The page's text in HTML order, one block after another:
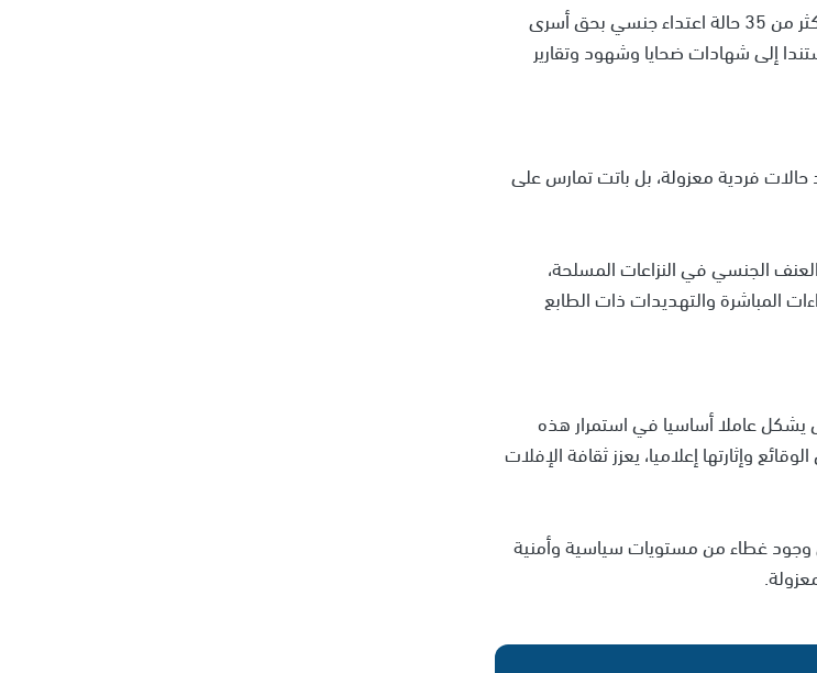
على إذاعة الشمس، أن التقرير وثق أكثر من 35 حالة اعتداء جنسي بحق أسرى
إلى شهادات ضحايا وشهود وتقارير
حالات فردية معزولة، بل باتت تمارس على
الجنسي في النزاعات المسلحة،
المباشرة والتهديدات ذات الطابع
يشكل عاملا أساسيا في استمرار هذه
وإثارتها إعلاميا، يعزز ثقافة الإفلات
وجود غطاء من مستويات سياسية وأمنية